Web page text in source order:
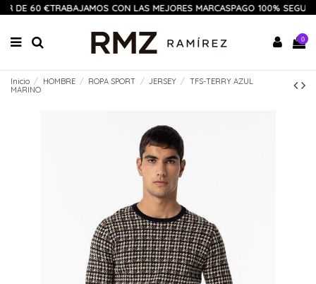
DE 60 €TRABAJAMOS CON LAS MEJORES MARCASPAGO 100% SEGURO
0
Inicio HOMBRE ROPA SPORT JERSEY
TFS-TERRY AZUL
MARINO